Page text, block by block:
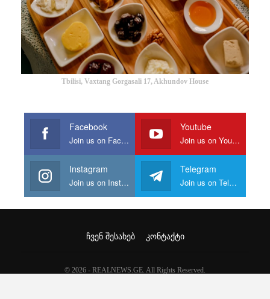
Tbilisi, Vaxtang Gorgasali 17, Akhundov House
Facebook
Join us on Facebook
Youtube
Join us on Youtube
Instagram
Join us on Instagram
Telegram
Join us on Telegram
ᲩᲕᲔᲜ ᲨᲔᲡᲐᲮᲔᲑ ᲙᲝᲜᲢᲐᲥᲢᲘ
© 2026 - REALNEWS.GE. All Rights Reserved.